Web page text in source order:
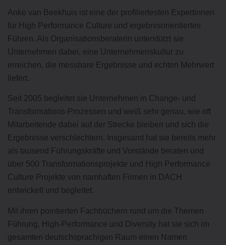
Anke van Beekhuis ist eine der profiliertesten Expertinnen
für High Performance Culture und ergebnisorientiertes
Führen. Als Organisationsberaterin unterstützt sie
Unternehmen dabei, eine Unternehmenskultur zu
erreichen, die messbare Ergebnisse und echten Mehrwert
liefert.
Seit 2005 begleitet sie Unternehmen in Change- und
Transformations-Prozessen und weiß sehr genau, wie oft
Mitarbeitende dabei auf der Strecke bleiben und sich die
Ergebnisse verschlechtern. Insgesamt hat sie bereits mehr
als tausend Führungskräfte und Vorstände beraten und
über 500 Transformationsprojekte und High Performance
Culture Projekte von namhaften Firmen in DACH
entwickelt und begleitet.
Mit ihren pointierten Fachbüchern rund um die Themen
Führung, High-Performance und Diversity hat sie sich im
gesamten deutschsprachigen Raum einen Namen